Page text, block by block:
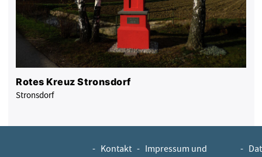
Rotes Kreuz Stronsdorf
Stronsdorf
- Kontakt - Impressum und
-